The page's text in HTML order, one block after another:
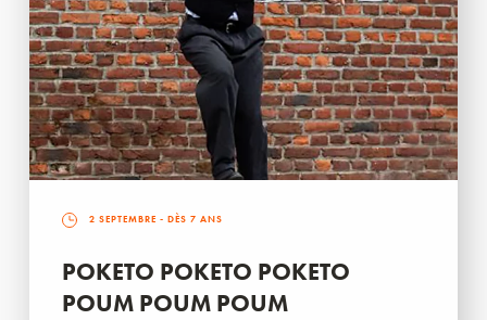
2 SEPTEMBRE - DÈS 7 ANS
POKETO POKETO POKETO
POUM POUM POUM